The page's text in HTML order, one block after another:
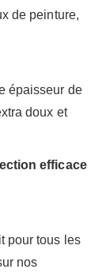
de peinture,
épaisseur de
doux et
efficace
pour tous les
nos